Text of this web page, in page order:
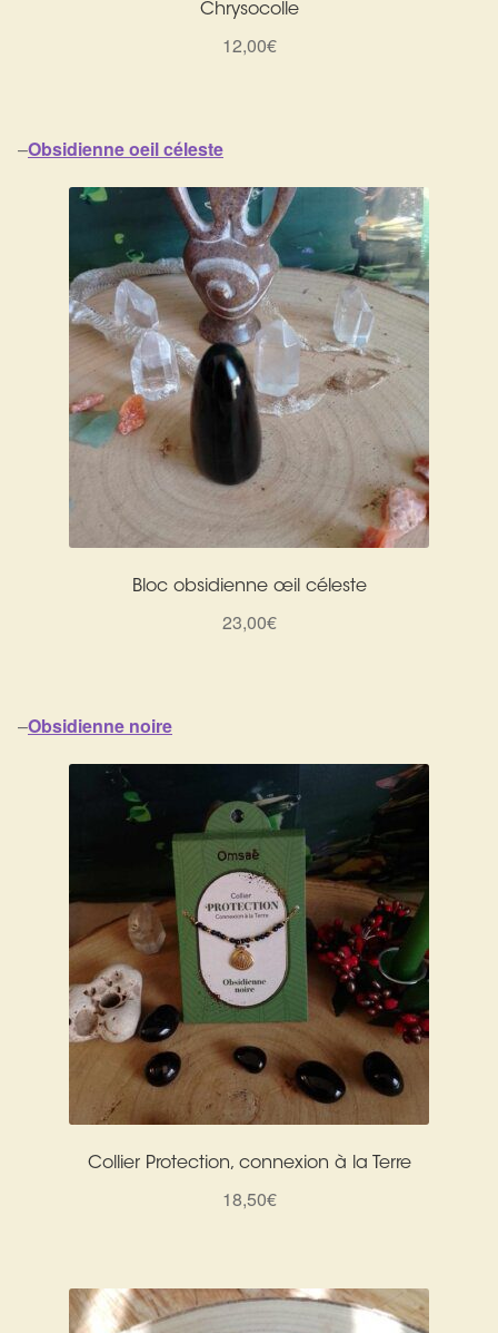
Chrysocolle
12,00€
–Obsidienne oeil céleste
Bloc obsidienne œil céleste
23,00€
–Obsidienne noire
Collier Protection, connexion à la Terre
18,50€